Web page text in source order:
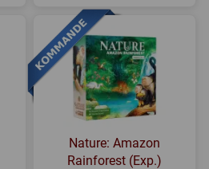
Nature: Amazon
Rainforest (Exp.)